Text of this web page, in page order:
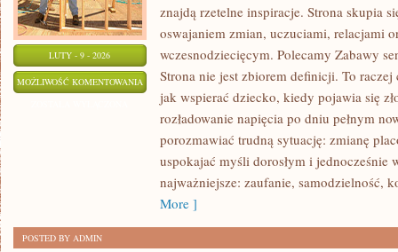
LUTY - 9 - 2026
MOŻLIWOŚĆ KOMENTOWANIA TECHNOLOGIA
EDUKACJI
znajdą rzetelne inspiracje. Strona skupia
oswajaniem zmian, uczuciami, relacjami
wczesnodziecięcym. Polecamy Zabawy
Strona nie jest zbiorem definicji. To
jak wspierać dziecko, kiedy pojawia się
rozładowanie napięcia po dniu pełnym
porozmawiać trudną sytuację: zmianę
uspokajać myśli dorosłym i jednocześnie
najważniejsze: zaufanie, samodzielność,
More ]
POSTED BY ADMIN